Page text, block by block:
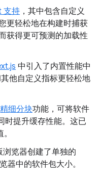
支持 ，其中包含自定义
更轻松地在构建时捕获
获得更可预测的加载性
中引入了内置性能中
他自定义指标更轻松地
精细分块功能，可将软件
时提升缓存性能。这已
览器创建了单独的
器中的软件包大小。